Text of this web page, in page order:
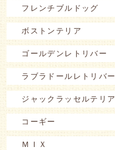
フレンチブルドッグ
ボストンテリア
ゴールデンレトリバー
ラブラドールレトリバー
ジャックラッセルテリア
コーギー
ＭＩＸ